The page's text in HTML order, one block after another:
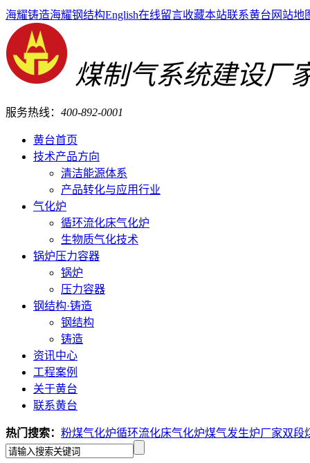
海耀铸造海耀钢结构English在线留言收藏本站联系黄台 网站地
煤制气系统建设厂
服务热线： 400-892-0001
黄台首页
技术产品方向
清洁能源体系
产品转化与应用行业
气化炉
循环流化床气化炉
生物质气化技术
锅炉压力容器
锅炉
压力容器
钢结构·铸造
钢结构
铸造
资讯中心
工程案例
关于黄台
联系黄台
热门搜索： 粉煤气化炉循环流化床气化炉煤气发生炉厂家双段